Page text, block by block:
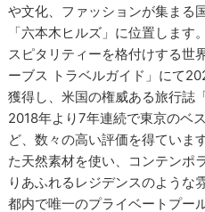
や文化、ファッションが集まる
「六本木ヒルズ」に位置しま
スピタリティーを格付けする世
ーブス トラベルガイド」にて
獲得し、米国の権威ある旅行誌
2018年より7年連続で東京のベ
ど、数々の高い評価を得ていま
た天然素材を使い、コンテンポ
りあふれるレジデンスのような
都内で唯一のプライベートプー